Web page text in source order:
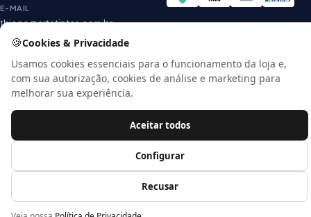
E-MAIL
thiago@artetintas.com.br
HORÁRIO
Seg. a Sex. 8h às 18h
Sábado 8h às 12h
© 2026 Arte Tintas · CNPJ 00.057.118/0001-56
E-commerce por
🍪Cookies & Privacidade
Usamos cookies essenciais para o funcionamento da loja e,
com sua autorização, cookies de análise e marketing para
melhorar sua experiência.
Recusar
Configurar
Aceitar todos